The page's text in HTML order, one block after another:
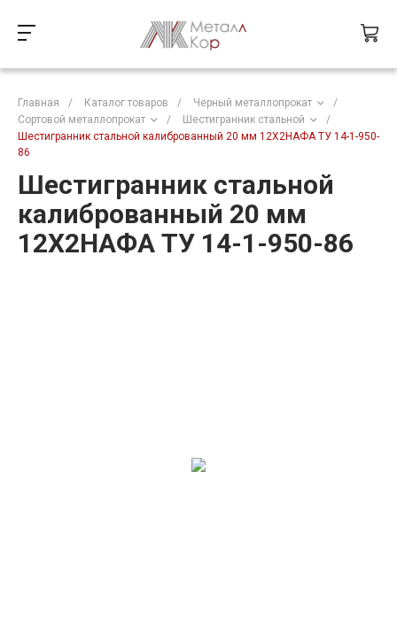
Главная / Каталог товаров / Черный металлопрокат
/
Сортовой металлопрокат
/ Шестигранник стальной
/
Шестигранник стальной калиброванный 20 мм 12Х2НАФА ТУ 14-1-950-
86
Шестигранник стальной
калиброванный 20 мм
12Х2НАФА ТУ 14-1-950-86